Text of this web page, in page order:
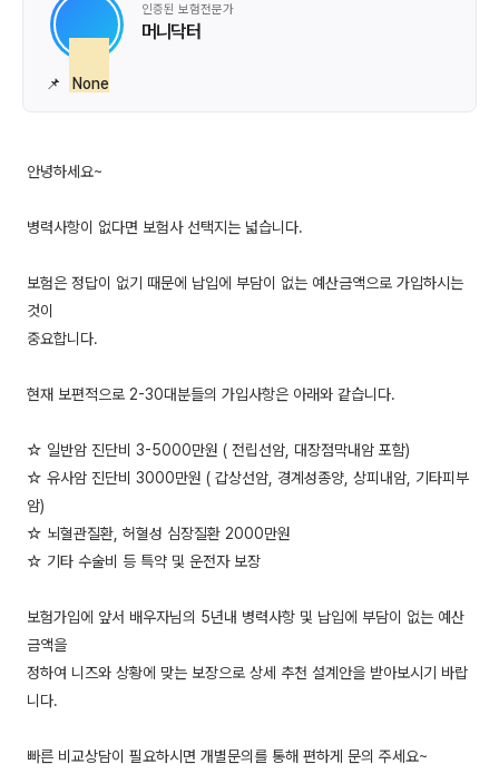
인증된 보험전문가
머니닥터
📌 None
안녕하세요~
병력사항이 없다면 보험사 선택지는 넓습니다.
보험은 정답이 없기 때문에 납입에 부담이 없는 예산금액으로 가입하시는
것이
중요합니다.
현재 보편적으로 2-30대분들의 가입사항은 아래와 같습니다.
☆ 일반암 진단비 3-5000만원 ( 전립선암, 대장점막내암 포함)
☆ 유사암 진단비 3000만원 ( 갑상선암, 경계성종양, 상피내암, 기타피부
암)
☆ 뇌혈관질환, 허혈성 심장질환 2000만원
☆ 기타 수술비 등 특약 및 운전자 보장
보험가입에 앞서 배우자님의 5년내 병력사항 및 납입에 부담이 없는 예산
금액을
정하여 니즈와 상황에 맞는 보장으로 상세 추천 설계안을 받아보시기 바랍
니다.
빠른 비교상담이 필요하시면 개별문의를 통해 편하게 문의 주세요~